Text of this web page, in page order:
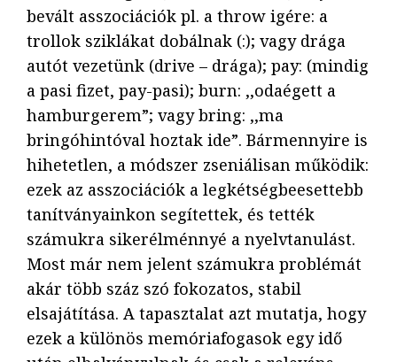
bevált asszociációk pl. a throw igére: a
trollok sziklákat dobálnak (:); vagy drága
autót vezetünk (drive – drága); pay: (mindig
a pasi fizet, pay-pasi); burn: ,,odaégett a
hamburgerem”; vagy bring: ,,ma
bringóhintóval hoztak ide”. Bármennyire is
hihetetlen, a módszer zseniálisan működik:
ezek az asszociációk a legkétségbeesettebb
tanítványainkon segítettek, és tették
számukra sikerélménnyé a nyelvtanulást.
Most már nem jelent számukra problémát
akár több száz szó fokozatos, stabil
elsajátítása. A tapasztalat azt mutatja, hogy
ezek a különös memóriafogasok egy idő